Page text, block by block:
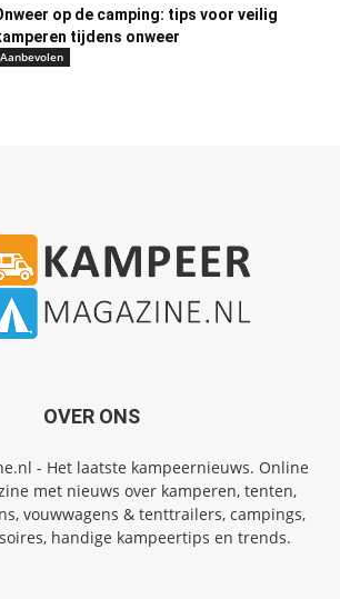
op de camping: tips voor veilig
tijdens onweer
Aanbevolen
OVER ONS
- Het laatste kampeernieuws. Online
met nieuws over kamperen, tenten,
vouwwagens & tenttrailers, campings,
handige kampeertips en trends.